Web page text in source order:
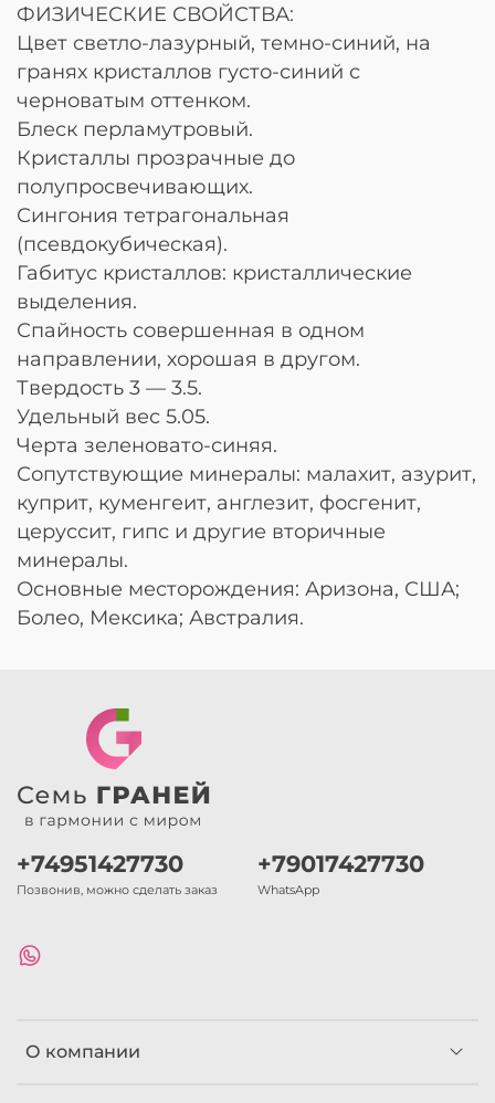
ФИЗИЧЕСКИЕ СВОЙСТВА:
Цвет светло-лазурный, темно-синий, на
гранях кристаллов густо-синий с
черноватым оттенком.
Блеск перламутровый.
Кристаллы прозрачные до
полупросвечивающих.
Сингония тетрагональная
(псевдокубическая).
Габитус кристаллов: кристаллические
выделения.
Спайность совершенная в одном
направлении, хорошая в другом.
Твердость 3 — 3.5.
Удельный вес 5.05.
Черта зеленовато-синяя.
Сопутствующие минералы: малахит, азурит,
куприт, куменгеит, англезит, фосгенит,
церуссит, гипс и другие вторичные
минералы.
Основные месторождения: Аризона, США;
Болео, Мексика; Австралия.
О компании
+74951427730
Позвонив, можно сделать заказ
+79017427730
WhatsApp